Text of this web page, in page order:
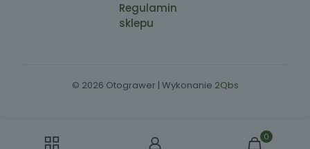
Regulamin
sklepu
© 2026 Otograwer | Wykonanie 2Qbs
0